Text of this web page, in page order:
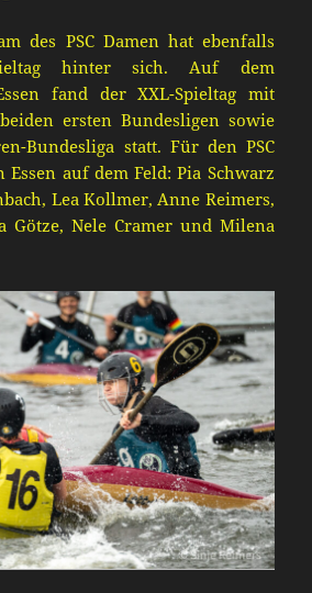
des PSC Damen hat ebenfalls
hinter sich. Auf dem
fand der XXL-Spieltag mit
ersten Bundesligen sowie
Bundesliga statt. Für den PSC
Essen auf dem Feld: Pia Schwarz
Lea Kollmer, Anne Reimers,
Götze, Nele Cramer und Milena